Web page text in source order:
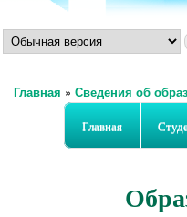
Главная » Сведения об
Главная